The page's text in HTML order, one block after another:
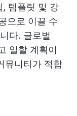
, 템플릿 및 강
으로 이끌 수
다. 글로벌
일할 계획이
뮤니티가 적합